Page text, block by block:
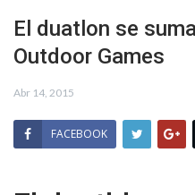
El duatlon se
Outdoor Games
Abr 14, 2015
FACEBOOK